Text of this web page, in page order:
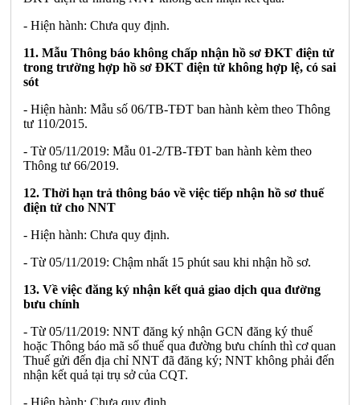
- Hiện hành: Chưa quy định.
11. Mẫu Thông báo không chấp nhận hồ sơ ĐKT điện tử
trong trường hợp hồ sơ ĐKT điện tử không hợp lệ, có sai
sót
- Hiện hành: Mẫu số 06/TB-TĐT ban hành kèm theo Thông
tư 110/2015.
- Từ 05/11/2019: Mẫu 01-2/TB-TĐT ban hành kèm theo
Thông tư 66/2019.
12. Thời hạn trả thông báo về việc tiếp nhận hồ sơ thuế
điện tử cho NNT
- Hiện hành: Chưa quy định.
- Từ 05/11/2019: Chậm nhất 15 phút sau khi nhận hồ sơ.
13. Về việc đăng ký nhận kết quả giao dịch qua đường
bưu chính
- Từ 05/11/2019: NNT đăng ký nhận GCN đăng ký thuế
hoặc Thông báo mã số thuế qua đường bưu chính thì cơ quan
Thuế gửi đến địa chỉ NNT đã đăng ký; NNT không phải đến
nhận kết quả tại trụ sở của CQT.
- Hiện hành: Chưa quy định.